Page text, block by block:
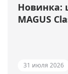
Новинка:
MAGUS
31 июля 2026